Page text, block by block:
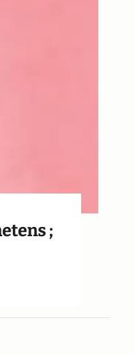
;